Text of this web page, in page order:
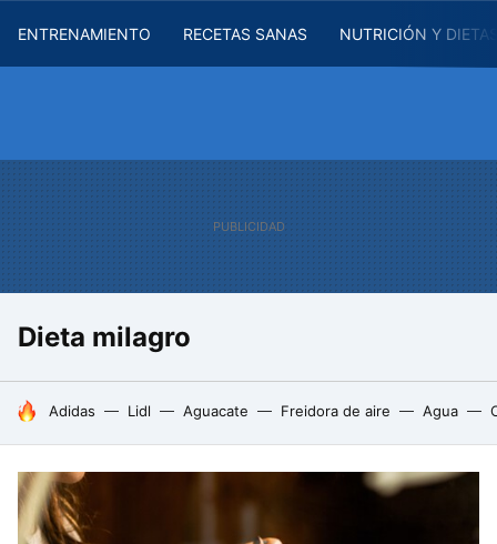
ENTRENAMIENTO RECETAS SANAS NUTRICIÓN Y
Dieta milagro
HOY SE HABLA DE
Adidas Lidl Aguacate Freidora de aire Agua